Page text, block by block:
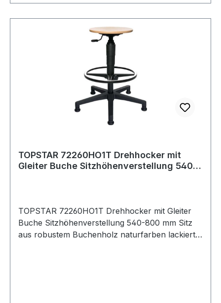
TOPSTAR 72260HO1T Drehhocker mit
Gleiter Buche Sitzhöhenverstellung 540-
TOPSTAR 72260HO1T Drehhocker mit Gleiter
Buche Sitzhöhenverstellung 540-800 mm Sitz
aus robustem Buchenholz naturfarben lackiert